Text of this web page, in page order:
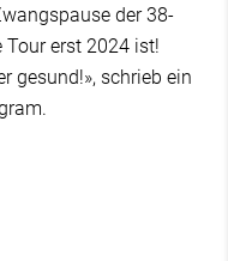
der 38-
Tour erst 2024 ist!
gesund!», schrieb ein